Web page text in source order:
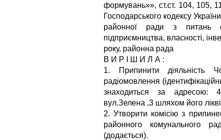
формувань»», ст.ст. 104, 105,
Господарського кодексу
районної ради з питань
підприємництва, власності,
року, районна рада
В И Р І Ш И Л А :
1. Припинити діяльність
радіомовлення
знаходиться за адресою:
вул.Зелена ,3 шляхом його
2. Утворити комісію з
районного комунального
(додається).